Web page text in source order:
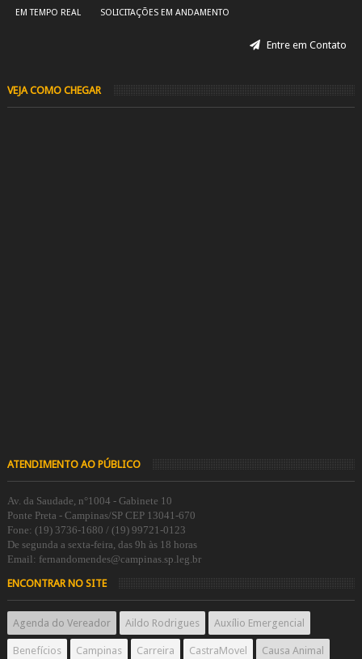
EM TEMPO REAL SOLICITAÇÕES EM ANDAMENTO
Entre em Contato
VEJA COMO CHEGAR
ATENDIMENTO AO PÚBLICO
Av. da Saudade, n°1004 - Gabinete 10
Ponte Preta - Campinas/SP CEP 13041-670
Fone: (19) 3736-1680 / (19) 99721-0123
De segunda a sexta-feira, das 9h às 18 horas
Email: fernandomendes@campinas.sp.leg.br
ENCONTRAR NO SITE
Agenda do Vereador Aildo Rodrigues Auxílio Emergencial
Benefícios Campinas Carreira CastraMovel Causa Animal